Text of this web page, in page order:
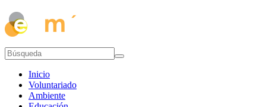
Inicio
Voluntariado
Ambiente